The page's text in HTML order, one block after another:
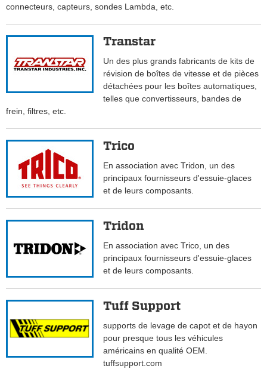
connecteurs, capteurs, sondes Lambda, etc.
Transtar
Un des plus grands fabricants de kits de
révision de boîtes de vitesse et de pièces
détachées pour les boîtes automatiques,
telles que convertisseurs, bandes de
frein, filtres, etc.
Trico
En association avec Tridon, un des
principaux fournisseurs d'essuie-glaces
et de leurs composants.
Tridon
En association avec Trico, un des
principaux fournisseurs d'essuie-glaces
et de leurs composants.
Tuff Support
supports de levage de capot et de hayon
pour presque tous les véhicules
américains en qualité OEM.
tuffsupport.com